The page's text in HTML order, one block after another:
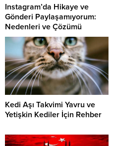
Instagram’da Hikaye ve
Gönderi Paylaşamıyorum:
Nedenleri ve Çözümü
Kedi Aşı Takvimi Yavru ve
Yetişkin Kediler İçin Rehber